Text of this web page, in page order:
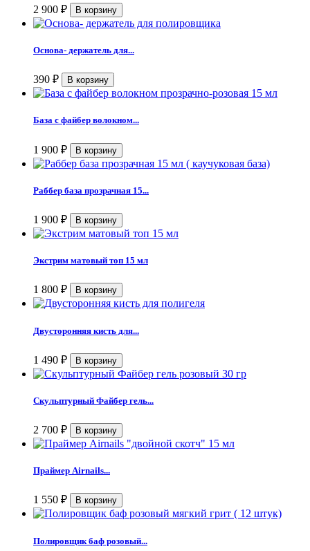
2 900 ₽
Основа- держатель для...
390 ₽
База с файбер волокном...
1 900 ₽
Раббер база прозрачная 15...
1 900 ₽
Экстрим матовый топ 15 мл
1 800 ₽
Двусторонняя кисть для...
1 490 ₽
Скульптурный Файбер гель...
2 700 ₽
Праймер Airnails...
1 550 ₽
Полировщик баф розовый...